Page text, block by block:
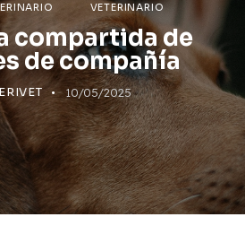
VETERINARIO
compartida de
de compañía
10/05/2025